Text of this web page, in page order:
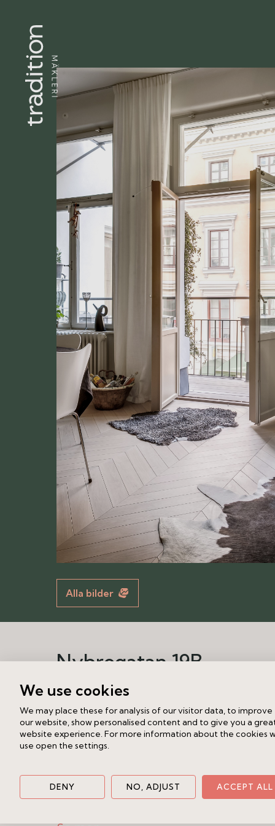
Alla bilder
Nybrogatan 19B
3 rok 87 kvm
15 995 000 kr (slutpris)
På en av Östermalms mest
denna välplanerade och
genomtänkt interiör i sobra
färgsättning där väggarna är målade
We use cookies
We may place these for analysis of our visitor data, to improve
our website, show personalised content and to give you a
website experience. For more information about the cookies
use open the settings.
DENY NO, ADJUST ACCEPT ALL